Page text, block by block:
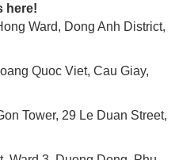
here!
Ward, Dong Anh District,
Quoc Viet, Cau Giay,
Tower, 29 Le Duan Street,